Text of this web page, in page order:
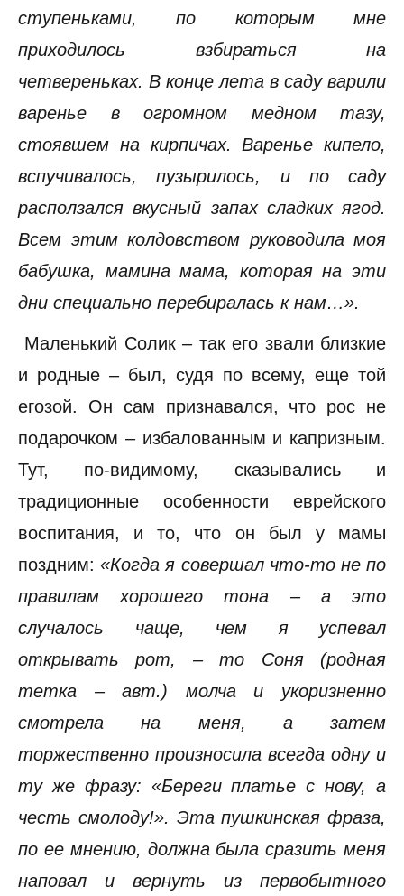
ступеньками, по которым мне
приходилось взбираться на
четвереньках. В конце лета в саду варили
варенье в огромном медном тазу,
стоявшем на кирпичах. Варенье кипело,
вспучивалось, пузырилось, и по саду
расползался вкусный запах сладких ягод.
Всем этим колдовством руководила моя
бабушка, мамина мама, которая на эти
дни специально перебиралась к нам…».
Маленький Солик – так его звали близкие
и родные – был, судя по всему, еще той
егозой. Он сам признавался, что рос не
подарочком – избалованным и капризным.
Тут, по-видимому, сказывались и
традиционные особенности еврейского
воспитания, и то, что он был у мамы
поздним:«Когда я совершал что-то не по
правилам хорошего тона – а это
случалось чаще, чем я успевал
открывать рот, – то Соня (родная
тетка – авт.) молча и укоризненно
смотрела на меня, а затем
торжественно произносила всегда одну и
ту же фразу: «Береги платье с нову, а
честь смолоду!». Эта пушкинская фраза,
по ее мнению, должна была сразить меня
наповал и вернуть из первобытного